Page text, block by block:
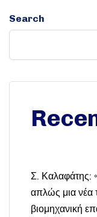
Search
Σ. Καλαφάτης:
απλώς μια νέα
βιομηχανική